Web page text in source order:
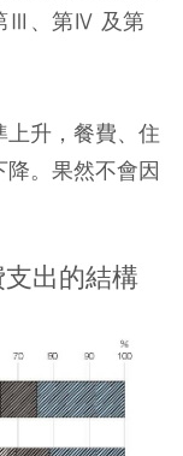
Ⅲ、第Ⅳ 及第
升，餐費、住
。果然不會因
出的結構